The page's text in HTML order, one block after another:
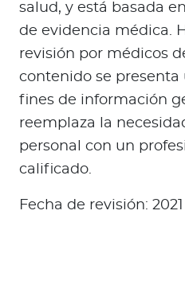
salud, y está basada
de evidencia médica.
revisión por médicos
contenido se
fines de información
reemplaza la
personal con un
calificado.
Fecha de revisión: 2021